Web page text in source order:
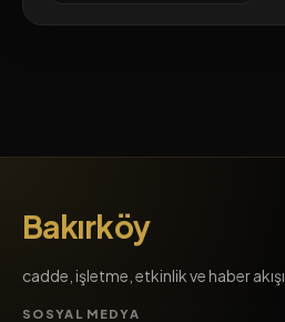
Bakırköy
cadde, işletme, etkinlik ve haber akışı
SOSYAL MEDYA